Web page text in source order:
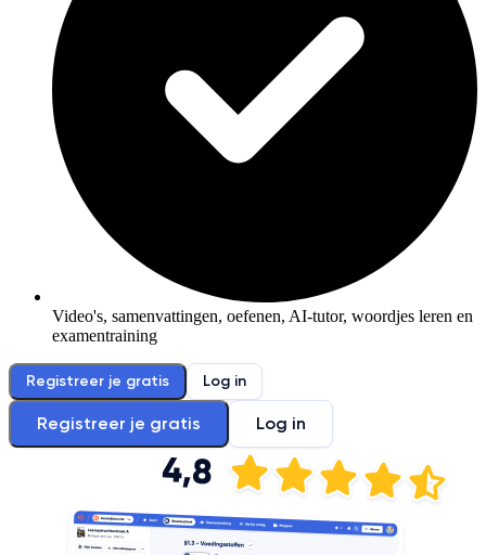
Video's, samenvattingen, oefenen, AI-tutor, woordjes leren en
examentraining
Registreer je gratis Log in
Registreer je gratis Log in